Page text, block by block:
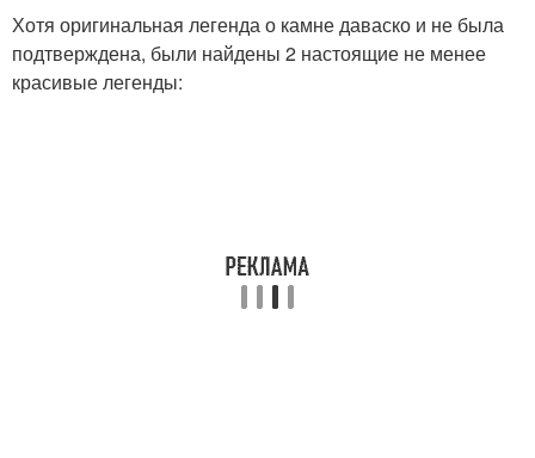
Хотя оригинальная легенда о камне даваско и не была
подтверждена, были найдены 2 настоящие не менее
красивые легенды: